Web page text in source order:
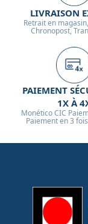
LIVRAISON
Retrait en
Chronopost,
PAIEMENT
1X À
Monético CIC
Paiement en 3